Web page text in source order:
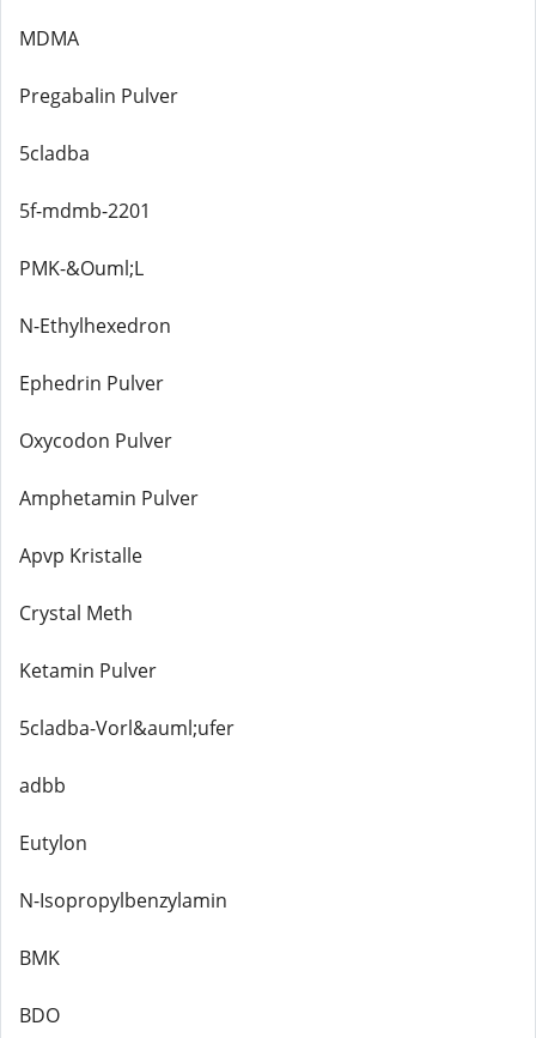
MDMA
Pregabalin Pulver
5cladba
5f-mdmb-2201
PMK-&Ouml;L
N-Ethylhexedron
Ephedrin Pulver
Oxycodon Pulver
Amphetamin Pulver
Apvp Kristalle
Crystal Meth
Ketamin Pulver
5cladba-Vorl&auml;ufer
adbb
Eutylon
N-Isopropylbenzylamin
BMK
BDO